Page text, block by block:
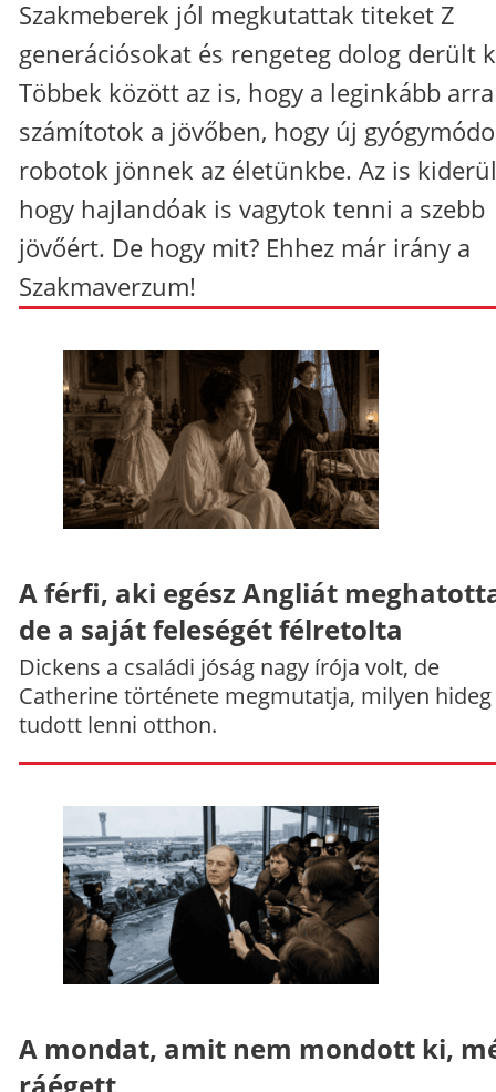
Szakmeberek jól megkutattak titeket Z
generációsokat és rengeteg dolog derült
Többek között az is, hogy a leginkább arra
számítotok a jövőben, hogy új
robotok jönnek az életünkbe. Az is
hogy hajlandóak is vagytok tenni a szebb
jövőért. De hogy mit? Ehhez már irány a
Szakmaverzum!
A férfi, aki egész Angliát
de a saját feleségét félretolta
Dickens a családi jóság nagy írója volt, de
Catherine története megmutatja, milyen hideg
tudott lenni otthon.
A mondat, amit nem mondott ki,
ráégett